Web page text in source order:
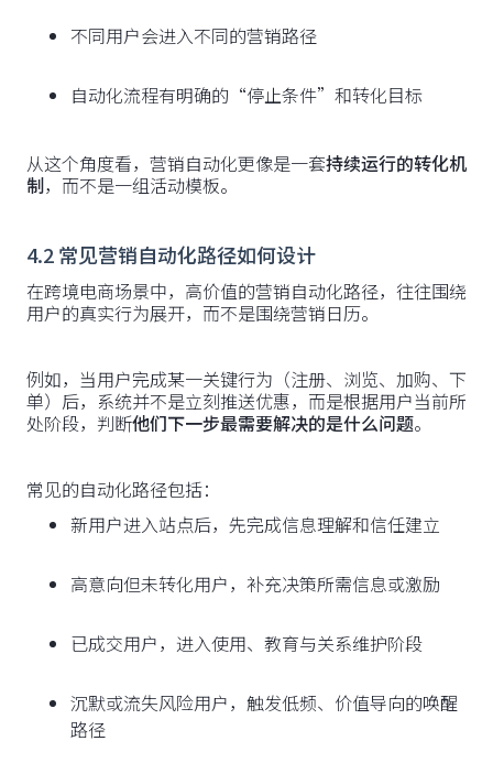
不同用户会进入不同的营销路径
自动化流程有明确的“停止条件”和转化目标
从这个角度看，营销自动化更像是一套持续运行的转化机
制，而不是一组活动模板。
4.2 常见营销自动化路径如何设计
在跨境电商场景中，高价值的营销自动化路径，往往围绕
用户的真实行为展开，而不是围绕营销日历。
例如，当用户完成某一关键行为（注册、浏览、加购、下
单）后，系统并不是立刻推送优惠，而是根据用户当前所
处阶段，判断他们下一步最需要解决的是什么问题。
常见的自动化路径包括：
新用户进入站点后，先完成信息理解和信任建立
高意向但未转化用户，补充决策所需信息或激励
已成交用户，进入使用、教育与关系维护阶段
沉默或流失风险用户，触发低频、价值导向的唤醒
路径